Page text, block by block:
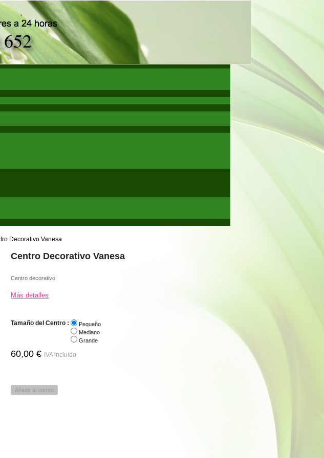
Decorativo Vanesa
Centro Decorativo Vanesa
Centro decorativo
Más detalles
Tamaño del Centro :
Pequeño
Mediano
Grande
60,00 € IVA incluído
Añadir al carrito